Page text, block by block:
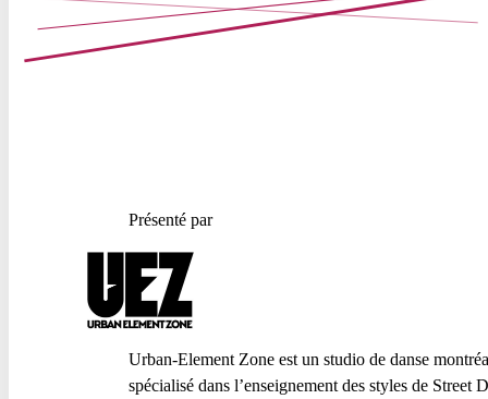
Présenté par
Urban-Element Zone est un studio de danse
spécialisé dans l’enseignement des styles de Street